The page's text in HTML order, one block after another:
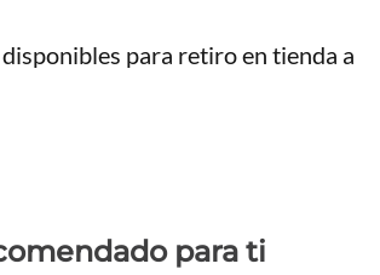
para retiro en tienda a
para ti